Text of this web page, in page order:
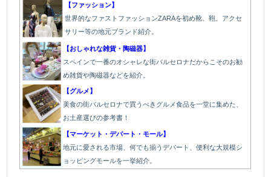
【ファッション】
世界的なファストファッションZARAを初め靴、鞄、アクセ
サリー等の地元ブランド紹介。
【おしゃれな雑貨・陶磁器】
スペインで一番のオシャレな街バルセロナだからこそのお勧
め雑貨や陶磁器などを紹介。
【グルメ】
美食の街バルセロナで買うべきグルメ食品を一堂に集めた、
お土産選びの参考書！
【マーケット・デパート・モール】
地元に愛される市場、何でも揃うデパート、便利な大規模シ
ョッピングモールを一挙紹介。